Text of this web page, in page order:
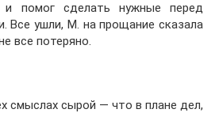
и помог сделать нужные перед
Все ушли, М. на прощание сказала
все потеряно.
смыслах сырой — что в плане дел,